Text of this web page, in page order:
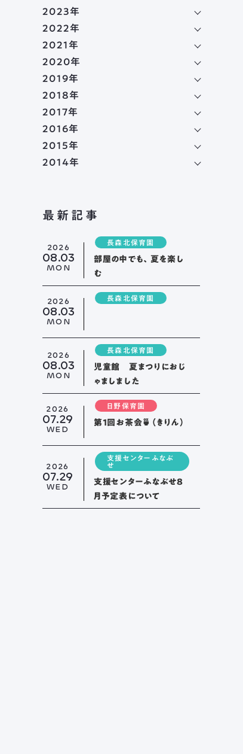
トップページ
舟伏について
アクセス
ブログ
話から、
。
244-0027
~ 17:00
2023年
2022年
2021年
2020年
2019年
2018年
2017年
2016年
2015年
2014年
最新記事
2026
08.03
MON
長森北保育園
部屋の中でも、夏を楽し
む
2026
08.03
MON
長森北保育園
2026
08.03
MON
長森北保育園
児童館 夏まつりにおじ
ゃましました
2026
07.29
WED
日野保育園
第１回お茶会🍵（きりん）
2026
07.29
WED
支援センターふなぶ
せ
支援センターふなぶせ8
月予定表について